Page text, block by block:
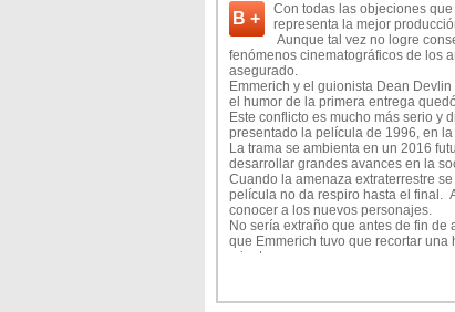
B +
Con todas las objeciones
representa la mejor
Aunque tal vez no logre
fenómenos cinematográficos de los
asegurado.
Emmerich y el guionista Dean
el humor de la primera entrega
Este conflicto es mucho más serio y
presentado la película de 1996, en
La trama se ambienta en un 2016
desarrollar grandes avances en la
Cuando la amenaza extraterrestre
película no da respiro hasta el final.
conocer a los nuevos personajes.
No sería extraño que antes de fin
que Emmerich tuvo que recortar
minutos.
Esto se puede percibir
Otra de las novedades que se
el trabajo del director.